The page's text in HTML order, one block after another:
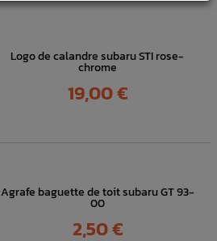
Logo de calandre subaru STI rose-
chrome
Prix
19,00 €
Agrafe baguette de toit subaru GT 93-
00
Prix
2,50 €